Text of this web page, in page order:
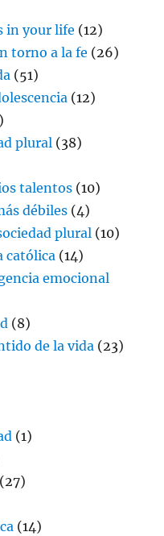
in your life (12)
torno a la fe (26)
(51)
(12)
plural (38)
talentos (10)
débiles (4)
plural (10)
católica (14)
emocional
(8)
de la vida (23)
(1)
(27)
(14)